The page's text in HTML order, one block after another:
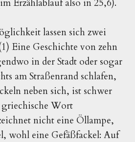
Erzählablauf also in 25,6).
lassen sich zwei
Eine Geschichte von zehn
in der Stadt oder sogar
am Straßenrand schlafen,
neben sich, ist schwer
griechische Wort
nicht eine Öllampe,
wohl eine Gefäßfackel: Auf